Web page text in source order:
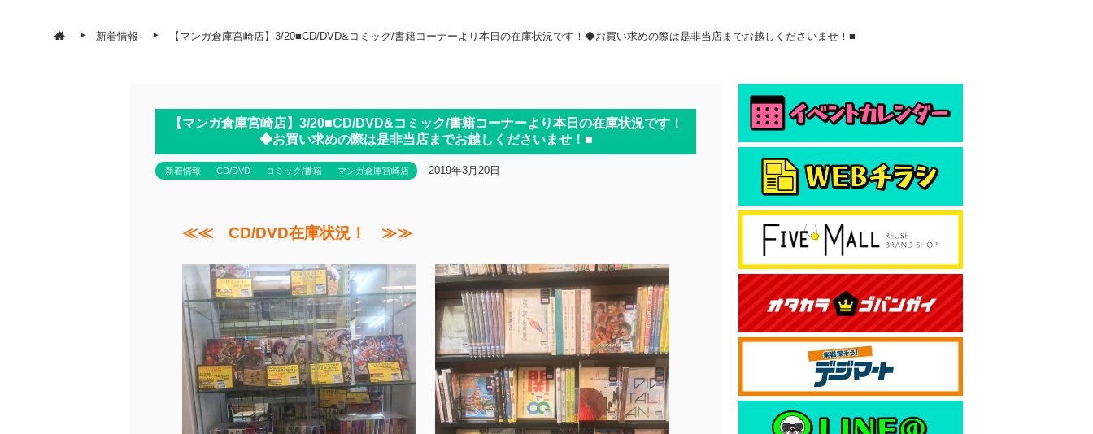
新着情報 【マンガ倉庫宮崎店】3/20■CD/DVD&コミック/書籍コーナーより本日の在庫状況です！◆お買い求めの際は是非当店までお越しくださいませ！■
【マンガ倉庫宮崎店】3/20■CD/DVD&コミック/書籍コーナーより本日の在庫状況です！
◆お買い求めの際は是非当店までお越しくださいませ！■
新着情報 CD/DVD コミック/書籍 マンガ倉庫宮崎店 2019年3月20日
≪≪ CD/DVD在庫状況！ ≫≫